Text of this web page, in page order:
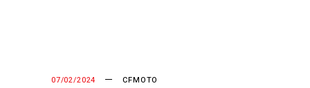
07/02/2024 CFMOTO